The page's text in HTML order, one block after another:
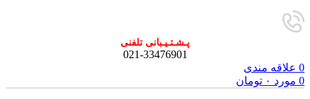
پـشـتـیـبانی تلفنی
021-33476901
0 علاقه مندی
0 مورد ۰ تومان